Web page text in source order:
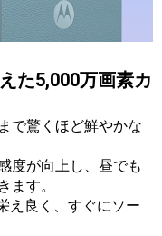
た5,000万画素カ
で驚くほど鮮やかな
度が向上し、昼でも
ます。
え良く、すぐにソー